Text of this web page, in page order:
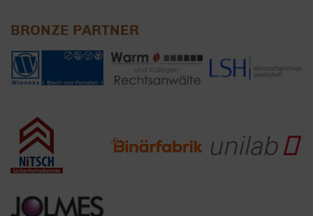
BRONZE PARTNER